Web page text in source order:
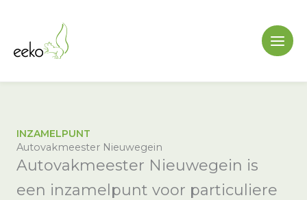
inhoud
INZAMELPUNT
Autovakmeester Nieuwegein
Autovakmeester Nieuwegein is
een inzamelpunt voor particuliere